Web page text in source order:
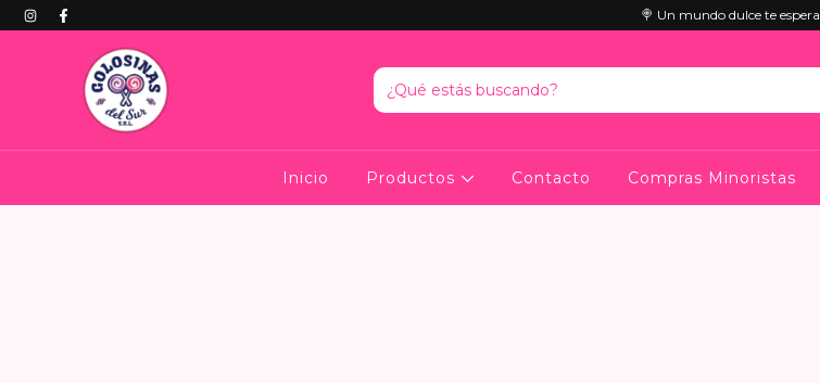
🍭 Un mundo dulce te espera
Inicio Productos Contacto Compras Minoristas